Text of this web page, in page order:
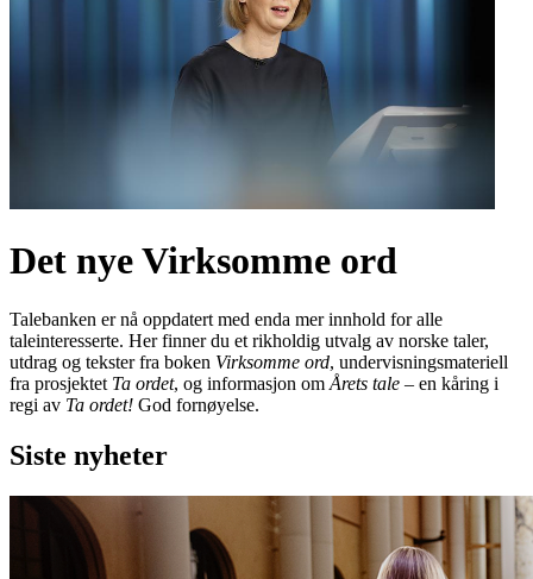
Det nye Virksomme ord
Talebanken er nå oppdatert med enda mer innhold for alle
taleinteresserte. Her finner du et rikholdig utvalg av norske taler,
utdrag og tekster fra boken Virksomme ord, undervisningsmateriell
fra prosjektet Ta ordet, og informasjon om Årets tale – en kåring i
regi av Ta ordet! God fornøyelse.
Siste nyheter